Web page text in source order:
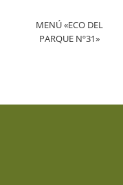
MENÚ «ECO DEL
PARQUE Nº31»